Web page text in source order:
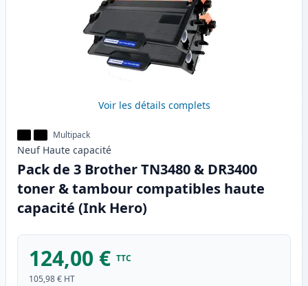
Voir les détails complets
Multipack
Neuf Haute capacité
Pack de 3 Brother TN3480 & DR3400
toner & tambour compatibles haute
capacité (Ink Hero)
124,00 € TTC
105,98 € HT